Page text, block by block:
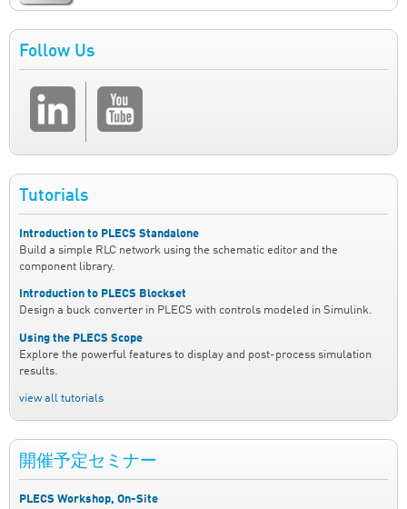
Follow Us
Tutorials
Introduction to PLECS Standalone
Build a simple RLC network using the schematic editor and the
component library.
Introduction to PLECS Blockset
Design a buck converter in PLECS with controls modeled in Simulink.
Using the PLECS Scope
Explore the powerful features to display and post-process simulation
results.
view all tutorials
開催予定セミナー
PLECS Workshop, On-Site